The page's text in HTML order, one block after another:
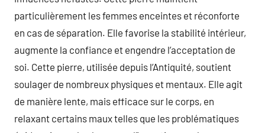
particulièrement les femmes enceintes et réconforte
en cas de séparation. Elle favorise la stabilité intérieur,
augmente la confiance et engendre l’acceptation de
soi. Cette pierre, utilisée depuis l’Antiquité, soutient
soulager de nombreux physiques et mentaux. Elle agit
de manière lente, mais efficace sur le corps, en
relaxant certains maux telles que les problématiques